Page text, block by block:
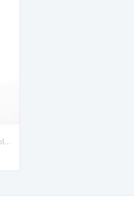
Bordo Dar Paça Yüksel Bel Kadın Pantolon 4A-126102